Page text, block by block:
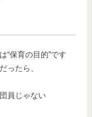
“保育の目的”です
ったら、
員じゃない